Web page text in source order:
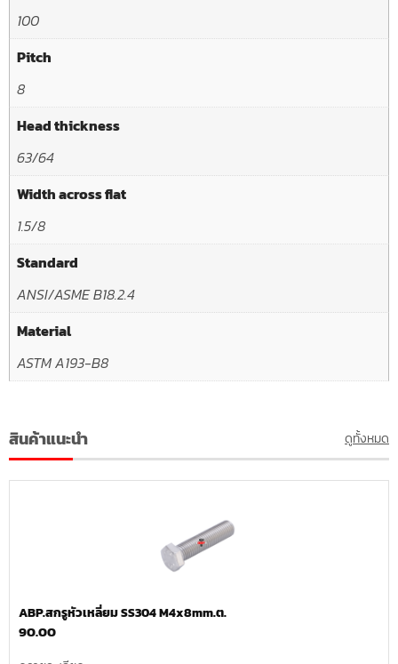
100
Pitch
8
Head thickness
63/64
Width across flat
1.5/8
Standard
ANSI/ASME B18.2.4
Material
ASTM A193-B8
สินค้าแนะนำ ดูทั้งหมด
ABP.สกรูหัวเหลี่ยม SS304 M4x8mm.ต.
90.00